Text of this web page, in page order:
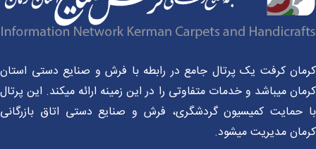
کرفت یک پرتال جامع در رابطه با فرش و صنایع دستی استان
میباشد و خدمات متفاوتی را در این زمینه ارائه میکند. این پرتال
حمایت کمیسیون گردشگری، فرش و صنایع دستی اتاق بازرگانی
مدیریت میشود.